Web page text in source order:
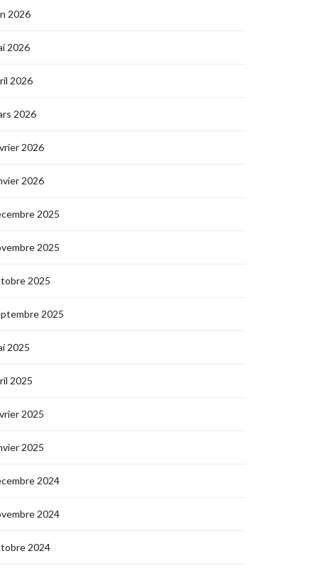
2026
2026
2026
2026
2026
2026
2025
2025
2025
2025
2025
2025
2025
2025
2024
2024
2024